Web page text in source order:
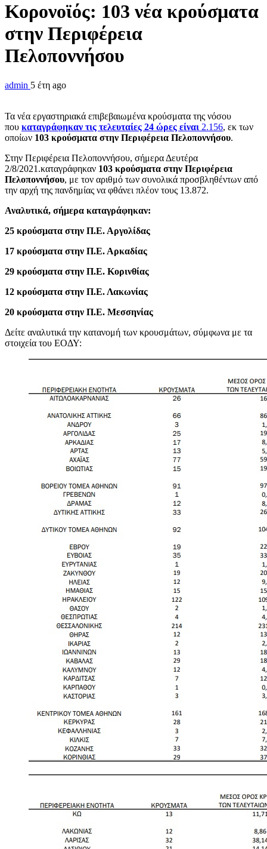
Κορονοϊός: 103 νέα κρούσματα
στην Περιφέρεια
Πελοποννήσου
admin 5 έτη ago
Τα νέα εργαστηριακά επιβεβαιωμένα κρούσματα της νόσου
που καταγράφηκαν τις τελευταίες 24 ώρες είναι 2.156, εκ των
οποίων 103 κρούσματα στην Περιφέρεια Πελοποννήσου.
Στην Περιφέρεια Πελοποννήσου, σήμερα Δευτέρα
2/8/2021.καταγράφηκαν 103 κρούσματα στην Περιφέρεια
Πελοποννήσου, με τον αριθμό των συνολικά προσβληθέντων από
την αρχή της πανδημίας να φθάνει πλέον τους 13.872.
Αναλυτικά, σήμερα καταγράφηκαν:
25 κρούσματα στην Π.Ε. Αργολίδας
17 κρούσματα στην Π.Ε. Αρκαδίας
29 κρούσματα στην Π.Ε. Κορινθίας
12 κρούσματα στην Π.Ε. Λακωνίας
20 κρούσματα στην Π.Ε. Μεσσηνίας
Δείτε αναλυτικά την κατανομή των κρουσμάτων, σύμφωνα με τα
στοιχεία του ΕΟΔΥ: